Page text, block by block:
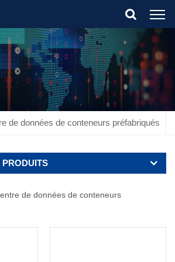
Are You Looking For?
de données de conteneurs préfabriqués
de données de conteneurs